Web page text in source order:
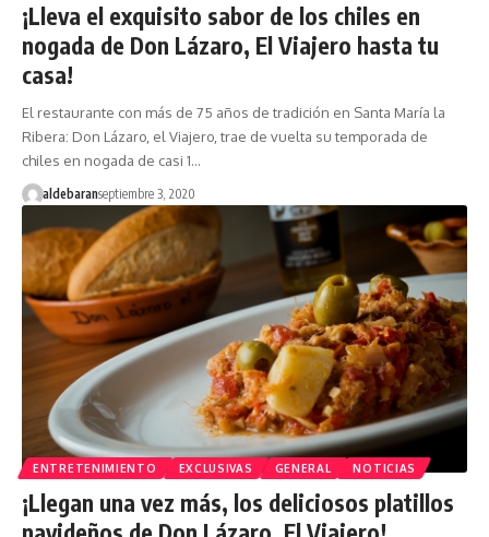
¡Lleva el exquisito sabor de los chiles en
nogada de Don Lázaro, El Viajero hasta tu
casa!
El restaurante con más de 75 años de tradición en Santa María la
Ribera: Don Lázaro, el Viajero, trae de vuelta su temporada de
chiles en nogada de casi 1…
aldebaranseptiembre 3, 2020
ENTRETENIMIENTO EXCLUSIVAS GENERAL NOTICIAS
¡Llegan una vez más, los deliciosos platillos